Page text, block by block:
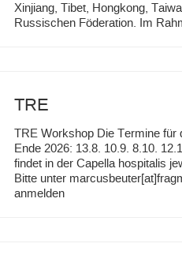
Xinjiang, Tibet, Hongkong,
Russischen Föderation. Im
TRE
TRE Workshop Die Termine
Ende 2026: 13.8. 10.9. 8.10.
findet in der Capella hospitalis
Bitte unter
anmelden